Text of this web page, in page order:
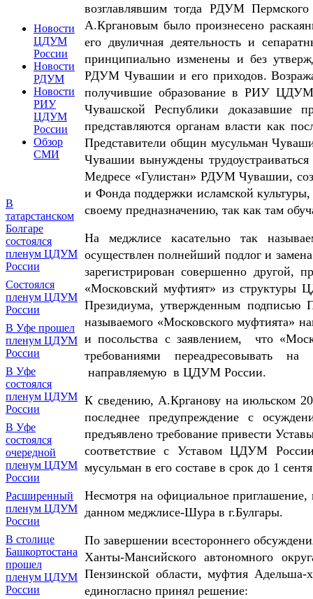
Новости
ЦДУМ
России
Новости
РДУМ
Новости
РИУ
ЦДУМ
России
Обзор
СМИ
В
татарстанском
Болгаре
состоялся
пленум ЦДУМ
России
Состоялся
пленум ЦДУМ
России
В Уфе прошел
пленум ЦДУМ
России
В Уфе
состоялся
пленум ЦДУМ
России
В Уфе
состоялся
очередной
пленум ЦДУМ
России
Расширенный
пленум ЦДУМ
России
В столице
Башкортостана
прошел
пленум ЦДУМ
России
возглавлявшим тогда РДУМ
А.Кргановым было произнесено
его двуличная деятельность и
принципиально изменены и без
РДУМ Чувашии и его приходов.
получившие образование в РИУ ЦДУМ
Чувашской Республики доказавшие
представляются органам власти как
Представители общин мусульман
Чувашии вынуждены
Медресе «Гулистан» РДУМ Чувашии,
и Фонда поддержки исламской культуры,
своему предназначению, так как там
На меджлисе касательно так
осуществлен полнейший подлог и
зарегистрирован совершенно другой,
«Московский муфтият» из структуры
Президиума, утвержденным
называемого «Московского муфтията»
и посольства с заявлением, что
требованиями переадресовывать
направляемую в ЦДУМ России.
К сведению, А.Крганову на июльском
последнее предупреждение с
предъявлено требование привести
соответствие с Уставом ЦДУМ
мусульман в его составе в срок до 1
Несмотря на официальное
данном меджлисе-Шура в г.Булгары.
По завершении всестороннего
Ханты-Мансийского автономного
Пензинской области, муфтия
единогласно принял решение: